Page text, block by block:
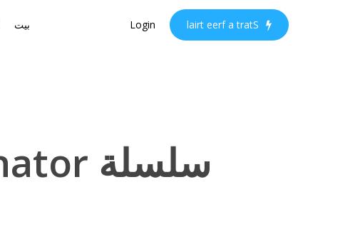
بيت Login S
t
a
r
t
a
f
r
e
e
t
r
i
a
l